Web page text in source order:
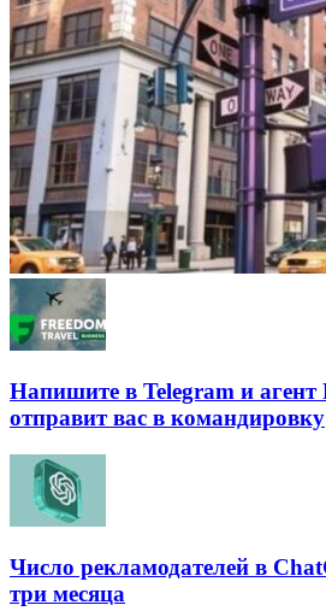
Напишите в Telegram и агент
отправит вас в командировку
Число рекламодателей в
три месяца